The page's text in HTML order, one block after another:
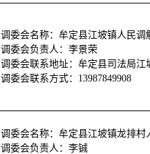
调委会名称：牟定县江坡镇人民调
调委会负责人：李景荣
调委会联系地址：牟定县司法局江
调委会联系方式：13987849908
调委会名称：牟定县江坡镇龙排村
调委会负责人：李铖